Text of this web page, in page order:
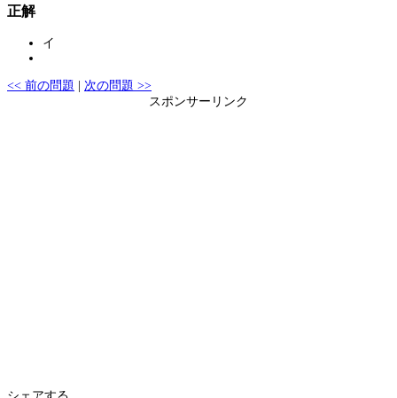
正解
イ
<< 前の問題
次の問題 >>
スポンサーリンク